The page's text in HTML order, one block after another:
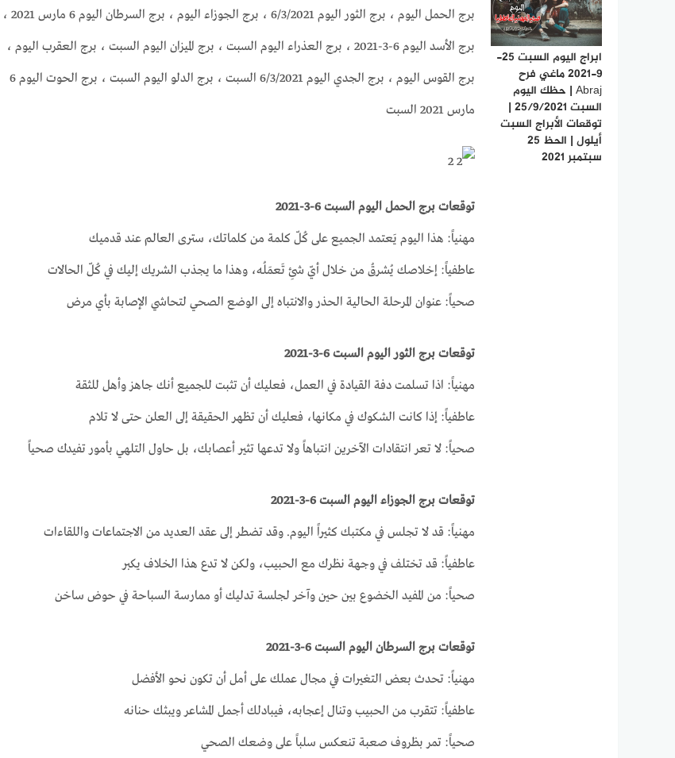
برج الحمل اليوم ، برج الثور اليوم 6/3/2021 ، برج الجوزاء اليوم ، برج السرطان اليوم 6 مارس 2021 ،
برج الأسد اليوم 6-3-2021 ، برج العذراء اليوم السبت ، برج الميزان اليوم السبت ، برج العقرب اليوم ،
برج القوس اليوم ، برج الجدي اليوم 6/3/2021 السبت ، برج الدلو اليوم السبت ، برج الحوت اليوم 6
مارس 2021 السبت
توقعات برج الحمل اليوم السبت 6-3-2021
مهنياً: هذا اليوم يَعتمد الجميع على كُلّ كلمة من كلماتك، سترى العالم عند قدميك
عاطفياً: إخلاصك يُشرقُ من خلال أيّ شئِ تَعمَلُه، وهذا ما يجذب الشريك إليك في كُلّ الحالات
صحياً: عنوان المرحلة الحالية الحذر والانتباه إلى الوضع الصحي لتحاشي الإصابة بأي مرض
توقعات برج الثور اليوم السبت 6-3-2021
مهنياً: اذا تسلمت دفة القيادة في العمل، فعليك أن تثبت للجميع أنك جاهز وأهل للثقة
عاطفياً: إذا كانت الشكوك في مكانها، فعليك أن تظهر الحقيقة إلى العلن حتى لا تلام
صحياً: لا تعر انتقادات الآخرين انتباهاً ولا تدعها تثير أعصابك، بل حاول التلهي بأمور تفيدك صحياً
توقعات برج الجوزاء اليوم السبت 6-3-2021
مهنياً: قد لا تجلس في مكتبك كثيراً اليوم. وقد تضطر إلى عقد العديد من الاجتماعات واللقاءات
عاطفياً: قد تختلف في وجهة نظرك مع الحبيب، ولكن لا تدع هذا الخلاف يكبر
صحياً: من المفيد الخضوع بين حين وآخر لجلسة تدليك أو ممارسة السباحة في حوض ساخن
توقعات برج السرطان اليوم السبت 6-3-2021
مهنياً: تحدث بعض التغيرات في مجال عملك على أمل أن تكون نحو الأفضل
عاطفياً: تتقرب من الحبيب وتنال إعجابه، فيبادلك أجمل المشاعر ويبثك حنانه
صحياً: تمر بظروف صعبة تنعكس سلباً على وضعك الصحي
ابراج اليوم السبت 25-
9-2021 ماغي فرح
Abraj | حظك اليوم
السبت 25/9/2021 |
توقعات الأبراج السبت
أيلول | الحظ 25
سبتمبر 2021